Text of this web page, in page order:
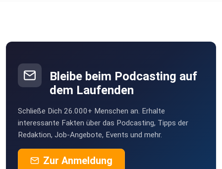
Bleibe beim Podcasting auf
dem Laufenden
Schließe Dich 26.000+ Menschen an. Erhalte
interessante Fakten über das Podcasting, Tipps der
Redaktion, Job-Angebote, Events und mehr.
Zur Anmeldung